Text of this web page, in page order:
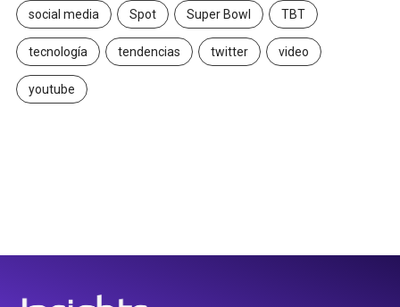
social media Spot Super Bowl TBT
tecnología tendencias twitter video
youtube